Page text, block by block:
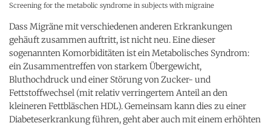
Screening for the metabolic syndrome in subjects with migraine
Dass Migräne mit verschiedenen anderen Erkrankungen
gehäuft zusammen auftritt, ist nicht neu. Eine dieser
sogenannten Komorbiditäten ist ein Metabolisches Syndrom:
ein Zusammentreffen von starkem Übergewicht,
Bluthochdruck und einer Störung von Zucker- und
Fettstoffwechsel (mit relativ verringertem Anteil an den
kleineren Fettbläschen HDL). Gemeinsam kann dies zu einer
Diabeteserkrankung führen, geht aber auch mit einem erhöhten